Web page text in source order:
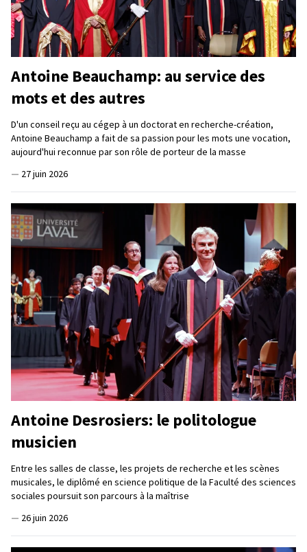
Antoine Beauchamp: au service des
mots et des autres
D'un conseil reçu au cégep à un doctorat en recherche-création,
Antoine Beauchamp a fait de sa passion pour les mots une vocation,
aujourd'hui reconnue par son rôle de porteur de la masse
— 27 juin 2026
Antoine Desrosiers: le politologue
musicien
Entre les salles de classe, les projets de recherche et les scènes
musicales, le diplômé en science politique de la Faculté des sciences
sociales poursuit son parcours à la maîtrise
— 26 juin 2026